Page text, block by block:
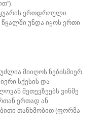
ერთდროული
წყალში უნდა იყოს ერთი
მიიღოს ნებისმიერ
სქესის და
მეთევზეებს ვინმე
ერთად ან
თანხმობით (ფორმა